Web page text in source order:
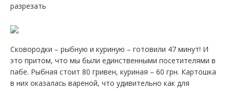
разрезать
Сковородки – рыбную и куриную – готовили 47 минут! И
это притом, что мы были единственными посетителями в
пабе. Рыбная стоит 80 гривен, куриная – 60 грн. Картошка
в них оказалась вареной, что удивительно как для